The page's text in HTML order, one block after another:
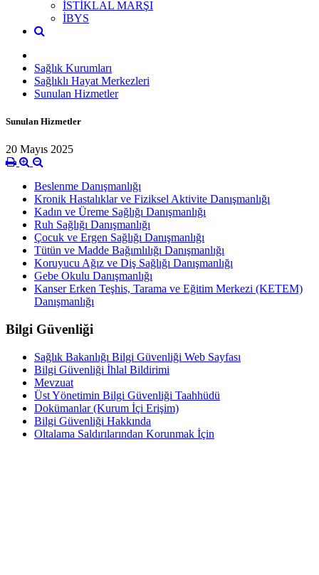
İSTİKLAL MARŞI
İBYS
Sağlık Kurumları
Sağlıklı Hayat Merkezleri
Sunulan Hizmetler
Sunulan Hizmetler
20 Mayıs 2025
Beslenme Danışmanlığı
Kronik Hastalıklar ve Fiziksel Aktivite Danışmanlığı
Kadın ve Üreme Sağlığı Danışmanlığı
Ruh Sağlığı Danışmanlığı
Çocuk ve Ergen Sağlığı Danışmanlığı
Tütün ve Madde Bağımlılığı Danışmanlığı
Koruyucu Ağız ve Diş Sağlığı Danışmanlığı
Gebe Okulu Danışmanlığı
Kanser Erken Teşhis, Tarama ve Eğitim Merkezi (KETEM)
Danışmanlığı
Bilgi Güvenliği
Sağlık Bakanlığı Bilgi Güvenliği Web Sayfası
Bilgi Güvenliği İhlal Bildirimi
Mevzuat
Üst Yönetimin Bilgi Güvenliği Taahhüdü
Dokümanlar (Kurum İçi Erişim)
Bilgi Güvenliği Hakkında
Oltalama Saldırılarından Korunmak İçin